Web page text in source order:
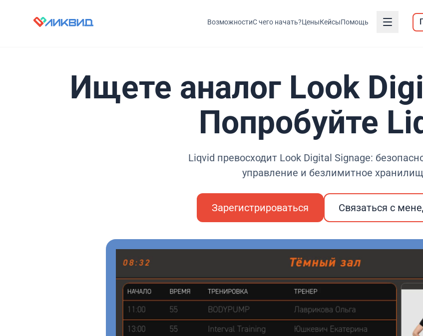
ВозможностиС чего начать?ЦеныКейсыПомощь
Ищете аналог Look
Попробуйте
Liqvid превосходит Look Digital Signage:
управление и безлимитное
Зарегистрироваться Связаться с